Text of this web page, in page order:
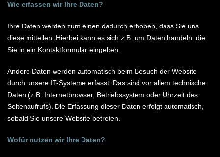
Wie erfassen wir Ihre Daten?
Ihre Daten werden zum einen dadurch erhoben, dass Sie uns
diese mitteilen. Hierbei kann es sich z.B. um Daten handeln, die
Sie in ein Kontaktformular eingeben.
Andere Daten werden automatisch beim Besuch der Website
durch unsere IT-Systeme erfasst. Das sind vor allem technische
Daten (z.B. Internetbrowser, Betriebssystem oder Uhrzeit des
Seitenaufrufs). Die Erfassung dieser Daten erfolgt automatisch,
sobald Sie unsere Website betreten.
Wofür nutzen wir Ihre Daten?